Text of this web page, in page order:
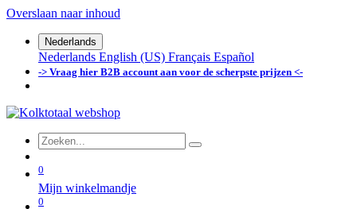
Overslaan naar inhoud
Nederlands
Nederlands English (US) Français Español
-> Vraag hier B2B account aan voor de scherpste prijzen <-
0
Mijn winkelmandje
0